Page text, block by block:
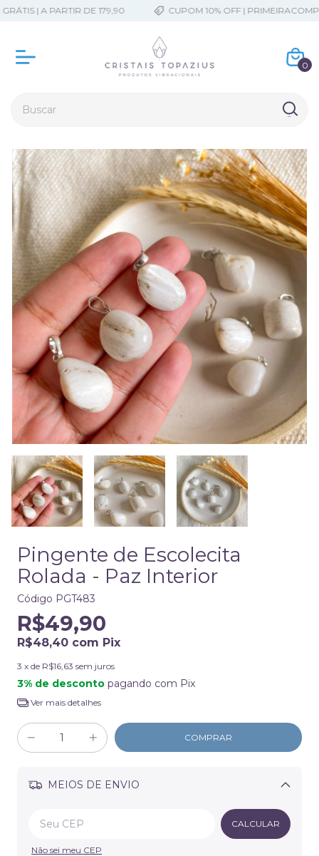
| A PARTIR DE 179,90 CUPOM 10% OFF | PRIMEIRACOMPRA
0
Pingente de Escolecita
Rolada - Paz Interior
Código PGT483
R$49,90
R$48,40 com Pix
3 x de R$16,63 sem juros
3% de desconto pagando com Pix
Ver mais detalhes
MEIOS DE ENVIO
Alterar CEP
CALCULAR
Não sei meu CEP